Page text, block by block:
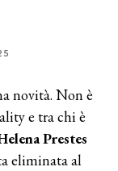
novità. Non è
e tra chi è
Prestes
eliminata al